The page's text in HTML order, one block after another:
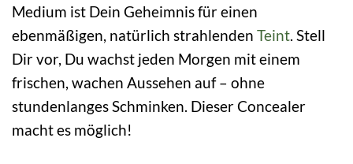
Medium ist Dein Geheimnis für einen
ebenmäßigen, natürlich strahlenden Teint. Stell
Dir vor, Du wachst jeden Morgen mit einem
frischen, wachen Aussehen auf – ohne
stundenlanges Schminken. Dieser Concealer
macht es möglich!